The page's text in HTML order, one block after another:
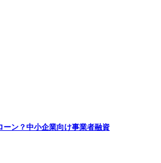
ーン？中小企業向け事業者融資